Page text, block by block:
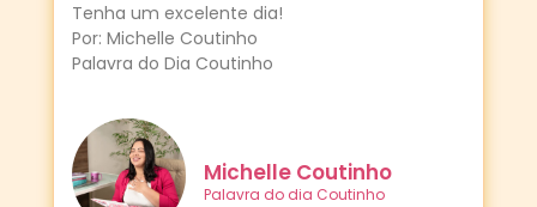
Tenha um excelente dia!
Por: Michelle Coutinho
Palavra do Dia Coutinho
Michelle Coutinho
Palavra do dia Coutinho